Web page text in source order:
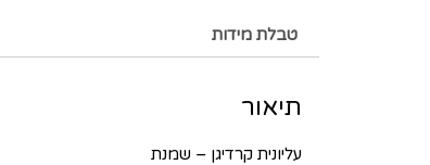
טבלת מידות
תיאור
עליונית קרדיגן – שמנת